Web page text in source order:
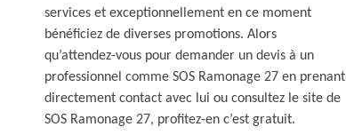
services et exceptionnellement en ce moment
bénéficiez de diverses promotions. Alors
qu’attendez-vous pour demander un devis à un
professionnel comme SOS Ramonage 27 en prenant
directement contact avec lui ou consultez le site de
SOS Ramonage 27, profitez-en c’est gratuit.